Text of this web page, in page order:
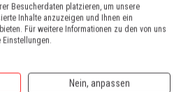
Besucherdaten platzieren, um unsere
Inhalte anzuzeigen und Ihnen ein
Für weitere Informationen zu den von uns
Einstellungen.
Nein, anpassen